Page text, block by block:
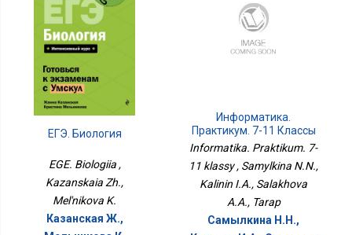
ЕГЭ. Биология
EGE. Biologiia ,
Kazanskaia Zh.,
Mel'nikova K.
Казанская Ж.,
Информатика.
Практикум. 7-11 Классы
Informatika. Praktikum. 7-
11 klassy , Samylkina N.N.,
Kalinin I.A., Salakhova
A.A., Tarap
Самылкина Н.Н.,